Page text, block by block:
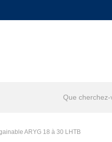
ARYG 18 à 30 LHTB